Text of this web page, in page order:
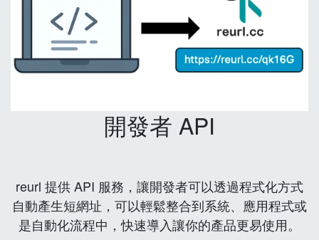
開發者 API
reurl 提供 API 服務，讓開發者可以透過程式化方式
自動產生短網址，可以輕鬆整合到系統、應用程式或
是自動化流程中，快速導入讓你的產品更易使用。